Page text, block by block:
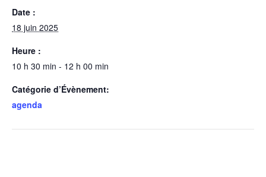
Date :
18 juin 2025
Heure :
10 h 30 min - 12 h 00 min
Catégorie d’Évènement:
agenda